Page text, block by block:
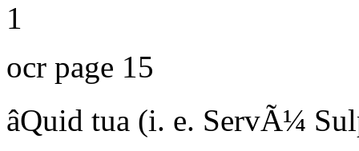
1
ocr page 15
âQuid tua (i. e. ServÃ¼